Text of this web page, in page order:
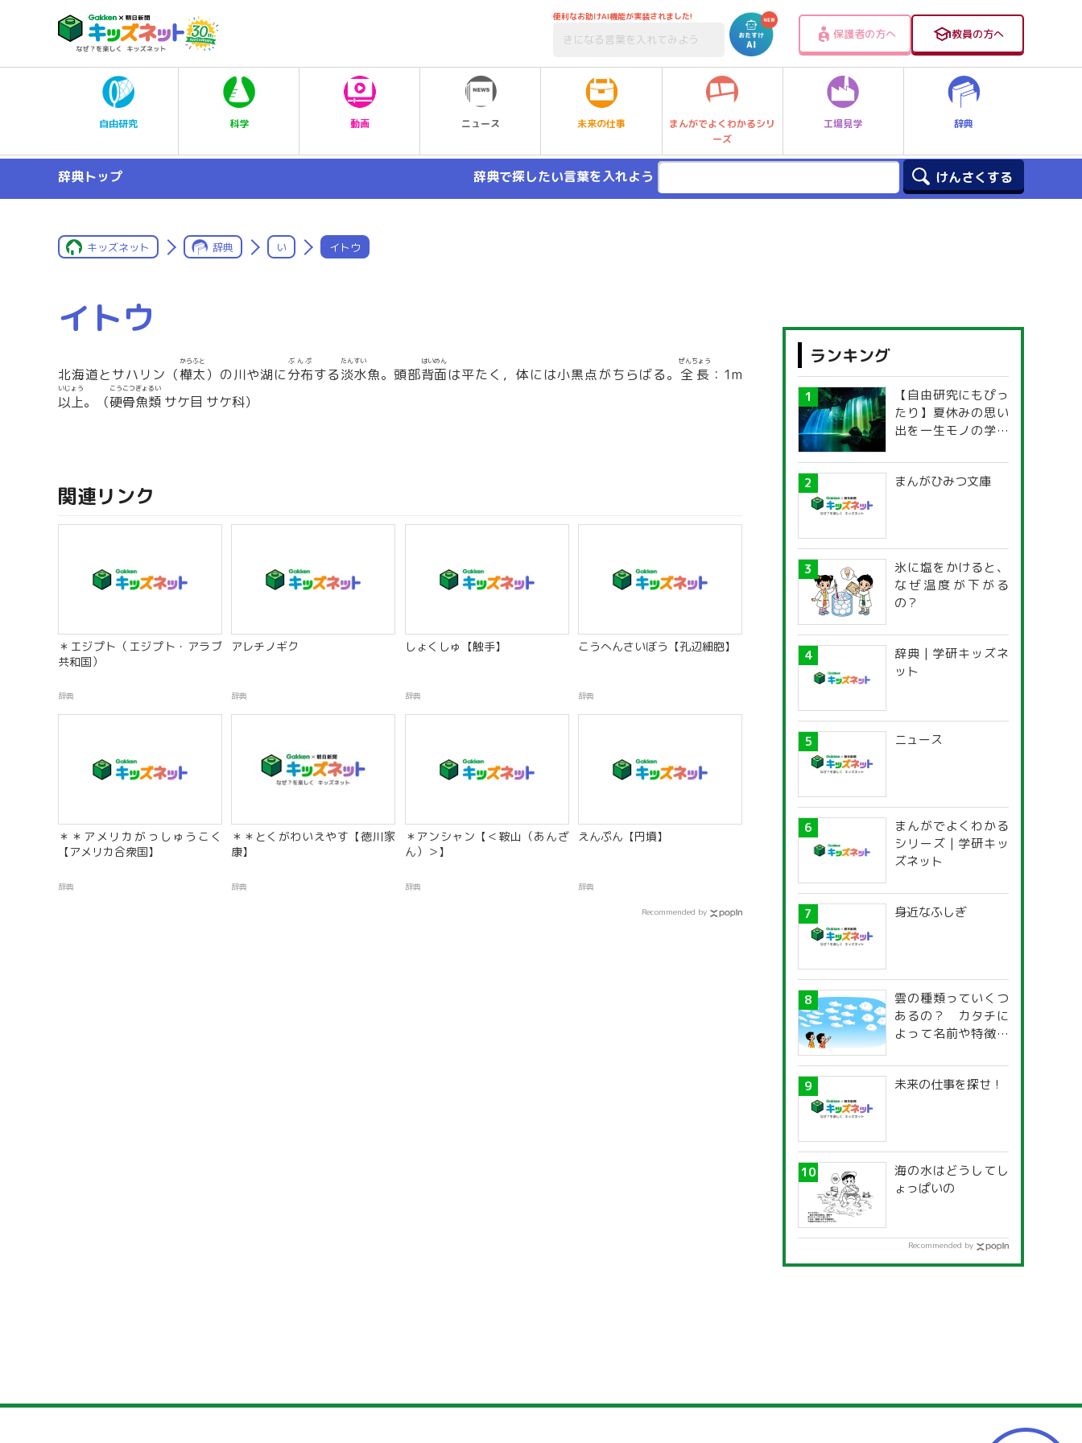
便利なお助けAI機能が実装されました!
保護者の方へ 教員の方へ
自由研究 科学 動画 ニュース 未来の仕事
まんがでよくわかるシリ
ーズ
工場見学 辞典
辞典トップ 辞典で探したい言葉を入れよう
キッズネット 辞典 い イトウ
イトウ
北海道とサハリン（樺太
からふと
）の川や湖に分布
ぶんぷ
する淡水
たんすい
魚。頭部背面
はいめん
は平たく，体には小黒点がちらばる。 全長
ぜんちょう
：1m
以上
いじょう
。（硬骨魚類
こうこつぎょるい
サケ目 サケ科）
関連リンク
＊エジプト（エジプト・アラブ
共和国）
辞典
アレチノギク
辞典
しょくしゅ【触手】
辞典
こうへんさいぼう【孔辺細胞】
辞典
＊＊アメリカがっしゅうこく
【アメリカ合衆国】
辞典
＊＊とくがわいえやす【徳川家
康】
辞典
＊アンシャン【＜鞍山（あんざ
ん）＞】
辞典
えんぷん【円墳】
辞典
Recommended by
ランキング
【自由研究にもぴっ
たり】夏休みの思い
出を一生モノの学び
探究ガイド
まんがひみつ文庫
氷に塩をかけると、
なぜ温度が下がる
の？
辞典 | 学研キッズネ
ット
ニュース
まんがでよくわかる
シリーズ | 学研キッ
ズネット
身近なふしぎ
雲の種類っていくつ
あるの？ カタチに
よって名前や特徴が
未来の仕事を探せ！
海の水はどうしてし
ょっぱいの
Recommended by